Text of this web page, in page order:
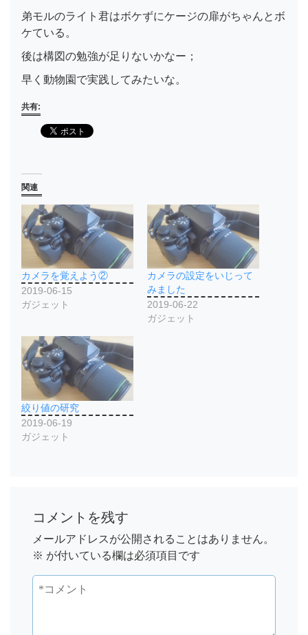
弟モルのライト君はボケずにケージの扉がちゃんとボ
ケている。
後は構図の勉強が足りないかなー；
早く動物園で実践してみたいな。
共有:
関連
カメラを覚えよう②
2019-06-15
ガジェット
カメラの設定をいじって
みました
2019-06-22
ガジェット
絞り値の研究
2019-06-19
ガジェット
コメントを残す
メールアドレスが公開されることはありません。
※ が付いている欄は必須項目です